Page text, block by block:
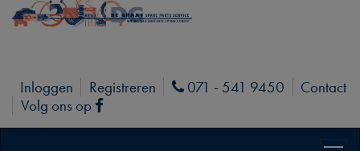
Inloggen Registreren Phone
071 - 541 9450
Contact
Volg ons op
Facebook